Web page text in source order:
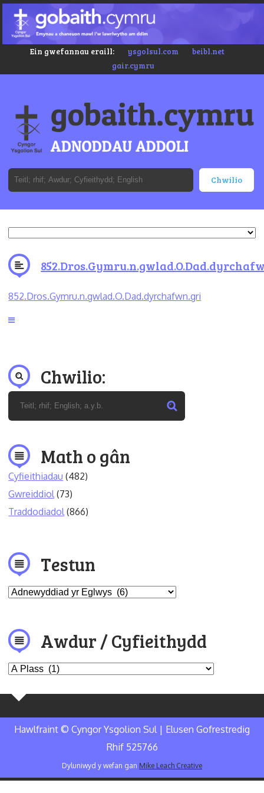
Ein gwefannau eraill: ysgolsul.com
beibl.net
gair.cymru
852.Dros.Gymru.n.gwlad.O.Dad.dyrchafwn.gri
Chwilio:
Math o gân
Cyfieithiadau (482)
Gwreiddiol (73)
Traddodiadol (866)
Testun
Awdur / Cyfieithydd
Hawlfraint © Cyngor Ysgolion Sul | Elusen Gofrestredig
Rhif 525766
Dyluniwyd y wefan gan Mike Leach Creative